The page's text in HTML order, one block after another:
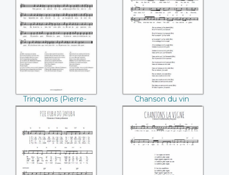
Trinquons (Pierre-
Jean de Béranger)
Trinquons (Pierre-
Jean de Béranger)
Chanson du vin
Chanson du vin
Pije kuba do
jakuba
Chantons la vigne